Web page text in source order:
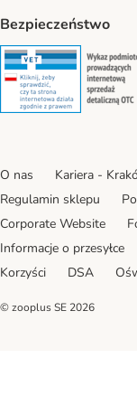
Bezpieczeństwo
Security
O nas Kariera -
Regulamin sklepu
Corporate Website
Informacje o przesyłce
Korzyści
DSA
© zooplus SE 2026